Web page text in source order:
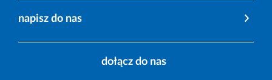
napisz do nas
dołącz do nas